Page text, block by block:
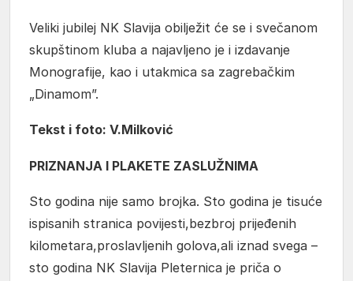
Veliki jubilej NK Slavija obilježit će se i svečanom
skupštinom kluba a najavljeno je i izdavanje
Monografije, kao i utakmica sa zagrebačkim
„Dinamom”.
Tekst i foto: V.Milković
PRIZNANJA I PLAKETE ZASLUŽNIMA
Sto godina nije samo brojka. Sto godina je tisuće
ispisanih stranica povijesti,bezbroj prijeđenih
kilometara,proslavljenih golova,ali iznad svega –
sto godina NK Slavija Pleternica je priča o